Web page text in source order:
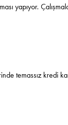
yapıyor.
temassız kredi